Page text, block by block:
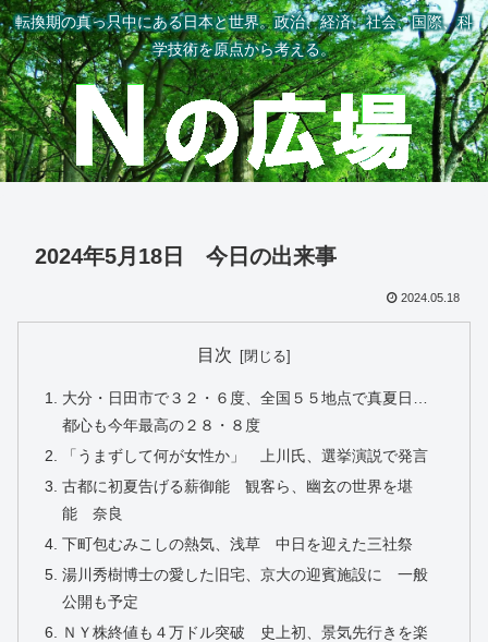
転換期の真っ只中にある日本と世界。政治、経済、社会、国際、科
学技術を原点から考える。
2024年5月18日 今日の出来事
2024.05.18
目次
大分・日田市で３２・６度、全国５５地点で真夏日…
都心も今年最高の２８・８度
「うまずして何が女性か」 上川氏、選挙演説で発言
古都に初夏告げる薪御能 観客ら、幽玄の世界を堪
能 奈良
下町包むみこしの熱気、浅草 中日を迎えた三社祭
湯川秀樹博士の愛した旧宅、京大の迎賓施設に 一般
公開も予定
ＮＹ株終値も４万ドル突破 史上初、景気先行きを楽